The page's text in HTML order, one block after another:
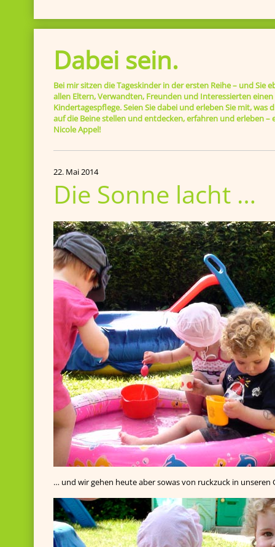
Dabei sein.
Bei mir sitzen die Tageskinder in der ersten Reihe – und Sie
allen Eltern, Verwandten, Freunden und Interessierten
Kindertagespflege. Seien Sie dabei und erleben Sie mit, was
auf die Beine stellen und entdecken, erfahren und erleben
Nicole Appel!
22. Mai 2014
Die Sonne lacht …
… und wir gehen heute aber sowas von ruckzuck in unseren